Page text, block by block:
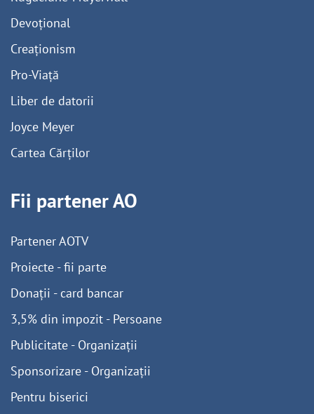
Devoțional
Creaționism
Pro-Viață
Liber de datorii
Joyce Meyer
Cartea Cărților
Fii partener AO
Partener AOTV
Proiecte - fii parte
Donații - card bancar
3,5% din impozit - Persoane
Publicitate - Organizații
Sponsorizare - Organizații
Pentru biserici